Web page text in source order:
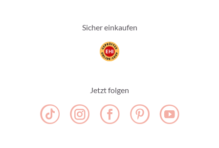
Sicher einkaufen
Jetzt folgen